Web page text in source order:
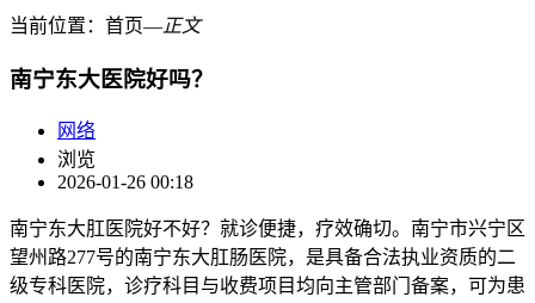
当前位置： 首页―正文
南宁东大医院好吗？
网络
浏览
2026-01-26 00:18
南宁东大肛医院好不好？就诊便捷，疗效确切。南宁市兴宁区
望州路277号的南宁东大肛肠医院，是具备合法执业资质的二
级专科医院，诊疗科目与收费项目均向主管部门备案，可为患